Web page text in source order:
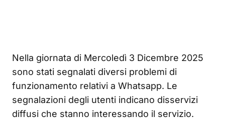
Nella giornata di Mercoledì 3 Dicembre 2025
sono stati segnalati diversi problemi di
funzionamento relativi a Whatsapp. Le
segnalazioni degli utenti indicano disservizi
diffusi che stanno interessando il servizio.